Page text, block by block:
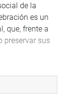
de la
es un
que, frente a
preservar sus